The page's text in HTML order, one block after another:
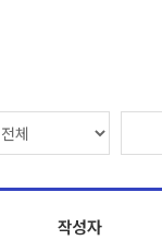
작성자